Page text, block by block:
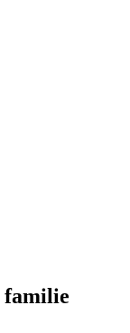
familie